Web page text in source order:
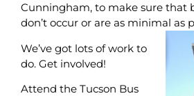
Cunningham, to make sure that
don’t occur or are as minimal as
We’ve got lots of work to
do. Get involved!
Attend the Tucson Bus